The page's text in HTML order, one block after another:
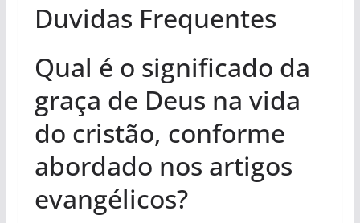
Duvidas Frequentes
Qual é o significado da
graça de Deus na vida
do cristão, conforme
abordado nos artigos
evangélicos?